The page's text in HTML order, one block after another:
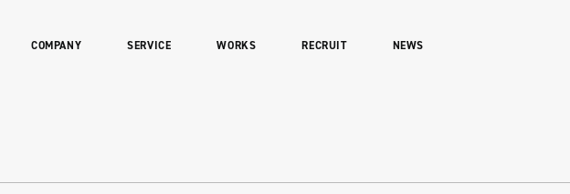
COMPANY SERVICE WORKS RECRUIT NEWS